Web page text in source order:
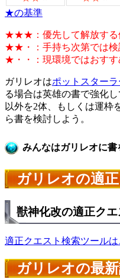
★の基準
★★★：優先して解放する
★★・：手持ち次第では検
★・・：現環境ではおすす
ガリレオはポットスターラ
る場合は英雄の書で強化
以外を2体、もしくは運枠
ら書を検討しよう。
みんなはガリレオに書
ガリレオの適
獣神化改の適正クエ
適正クエスト検索ツールは
ガリレオの最